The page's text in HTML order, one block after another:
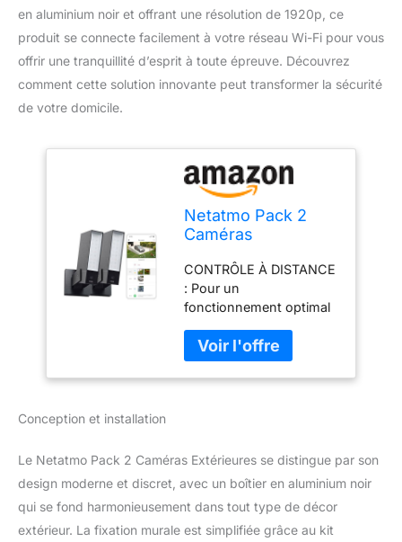
en aluminium noir et offrant une résolution de 1920p, ce
produit se connecte facilement à votre réseau Wi-Fi pour vous
offrir une tranquillité d’esprit à toute épreuve. Découvrez
comment cette solution innovante peut transformer la sécurité
de votre domicile.
Netatmo Pack 2
Caméras
Éclairage Intégré,
Détection de
Personnes, 1920p,
Wi-FI, Voitures et
Animaux, Aluminium
Noir, NBU-2-NOC-
AMZ
CONTRÔLE À DISTANCE
: Pour un
fonctionnement optimal
distance, une connexion
Wi-Fi stable à 2.4 GHz
est requise. Il est
garantir une connexion
stable et minimiser les
NOTIFICATIONS
IMMÉDIATES SUR
Conception et installation
Le Netatmo Pack 2 Caméras Extérieures se distingue par son
design moderne et discret, avec un boîtier en aluminium noir
qui se fond harmonieusement dans tout type de décor
extérieur. La fixation murale est simplifiée grâce au kit